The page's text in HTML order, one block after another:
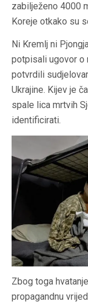
zabilježeno 4000
Koreje otkako su
Ni Kremlj ni
potpisali ugovor o
potvrdili
Ukrajine. Kijev je
spale lica mrtvih
identificirati.
Zbog toga
propagandnu